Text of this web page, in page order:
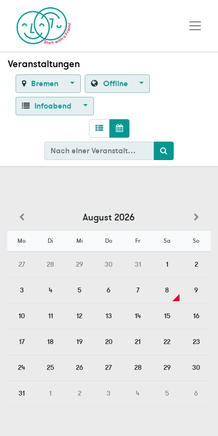
Veranstaltungen
Bremen Offline
Infoabend
August 2026
Mo Di Mi Do Fr Sa So
27 28 29 30 31 1 2
3 4 5 6 7 8 9
10 11 12 13 14 15 16
17 18 19 20 21 22 23
24 25 26 27 28 29 30
31 1 2 3 4 5 6